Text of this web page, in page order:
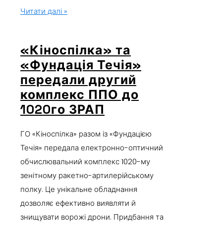
Читати далі »
«Кіноспілка» та
«Фундація Течія»
передали другий
комплекс ППО до
1020го ЗРАП
ГО «Кіноспілка» разом із «Фундацією
Течія» передала електронно-оптичний
обчислювальний комплекс 1020-му
зенітному ракетно-артилерійському
полку. Це унікальне обладнання
дозволяє ефективно виявляти й
знищувати ворожі дрони. Придбання та